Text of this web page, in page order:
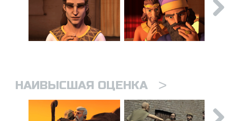
НАИВЫСШАЯ ОЦЕНКА >